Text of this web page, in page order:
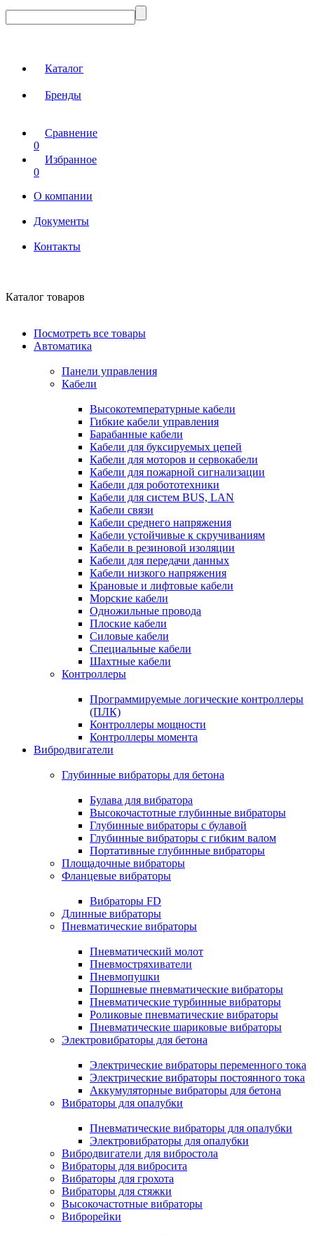
Каталог
Бренды
Сравнение
0
Избранное
0
О компании
Документы
Контакты
Каталог товаров
Посмотреть все товары
Автоматика
Панели управления
Кабели
Высокотемпературные кабели
Гибкие кабели управления
Барабанные кабели
Кабели для буксируемых цепей
Кабели для моторов и сервокабели
Кабели для пожарной сигнализации
Кабели для робототехники
Кабели для систем BUS, LAN
Кабели связи
Кабели среднего напряжения
Кабели устойчивые к скручиваниям
Кабели в резиновой изоляции
Кабели для передачи данных
Кабели низкого напряжения
Крановые и лифтовые кабели
Морские кабели
Одножильные провода
Плоские кабели
Силовые кабели
Специальные кабели
Шахтные кабели
Контроллеры
Программируемые логические контроллеры
(ПЛК)
Контроллеры мощности
Контроллеры момента
Вибродвигатели
Глубинные вибраторы для бетона
Булава для вибратора
Высокочастотные глубинные вибраторы
Глубинные вибраторы с булавой
Глубинные вибраторы с гибким валом
Портативные глубинные вибраторы
Площадочные вибраторы
Фланцевые вибраторы
Вибраторы FD
Длинные вибраторы
Пневматические вибраторы
Пневматический молот
Пневмостряхиватели
Пневмопушки
Поршневые пневматические вибраторы
Пневматические турбинные вибраторы
Роликовые пневматические вибраторы
Пневматические шариковые вибраторы
Электровибраторы для бетона
Электрические вибраторы переменного тока
Электрические вибраторы постоянного тока
Аккумуляторные вибраторы для бетона
Вибраторы для опалубки
Пневматические вибраторы для опалубки
Электровибраторы для опалубки
Вибродвигатели для вибростола
Вибраторы для вибросита
Вибраторы для грохота
Вибраторы для стяжки
Высокочастотные вибраторы
Виброрейки